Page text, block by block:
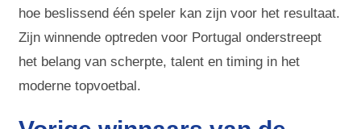
hoe beslissend één speler kan zijn voor het resultaat.
Zijn winnende optreden voor Portugal onderstreept
het belang van scherpte, talent en timing in het
moderne topvoetbal.